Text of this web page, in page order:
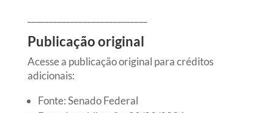
Publicação original
Acesse a publicação original para créditos
adicionais:
Fonte: Senado Federal